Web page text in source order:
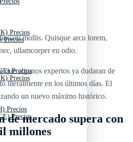
Precios
Precios
Precios
Precios
Precios
Precios
mollis. Quisque arcu lorem,
ullamcorper eu odio.
que algunos expertos ya dudaran de
literalmente en los últimos días. El
un nuevo máximo histórico.
de mercado supera con
millones